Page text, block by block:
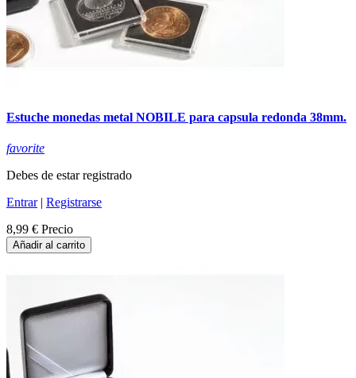
Estuche monedas metal NOBILE para capsula redonda 38mm.
favorite
Debes de estar registrado
Entrar| Registrarse
8,99 € Precio
Añadir al carrito